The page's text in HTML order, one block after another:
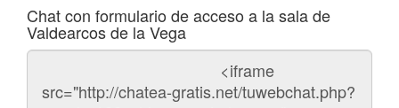
Chat con formulario de acceso a la sala de
Valdearcos de la Vega
Código
chat